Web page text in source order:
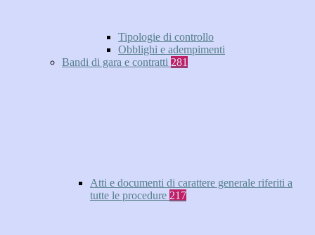
Tipologie di controllo
Obblighi e adempimenti
Bandi di gara e contratti 281
Atti e documenti di carattere generale riferiti a
tutte le procedure 217